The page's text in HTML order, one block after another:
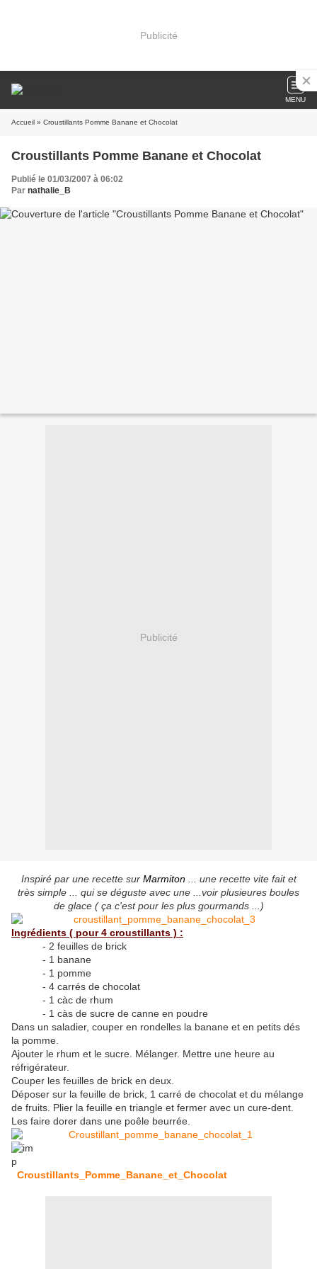
Publicité
MENU
Accueil » Croustillants Pomme Banane et Chocolat
Croustillants Pomme Banane et Chocolat
Publié le 01/03/2007 à 06:02
Par nathalie_B
Publicité
Inspiré par une recette sur Marmiton... une recette vite fait et
très simple ... qui se déguste avec une ...voir plusieures boules
de glace ( ça c'est pour les plus gourmands ...)
Ingrédients ( pour 4 croustillants ) :
- 2 feuilles de brick
- 1 banane
- 1 pomme
- 4 carrés de chocolat
- 1 càc de rhum
- 1 càs de sucre de canne en poudre
Dans un saladier, couper en rondelles la banane et en petits dés
la pomme.
Ajouter le rhum et le sucre. Mélanger. Mettre une heure au
réfrigérateur.
Couper les feuilles de brick en deux.
Déposer sur la feuille de brick, 1 carré de chocolat et du mélange
de fruits. Plier la feuille en triangle et fermer avec un cure-dent.
Les faire dorer dans une poêle beurrée.
Croustillants_Pomme_Banane_et_Chocolat